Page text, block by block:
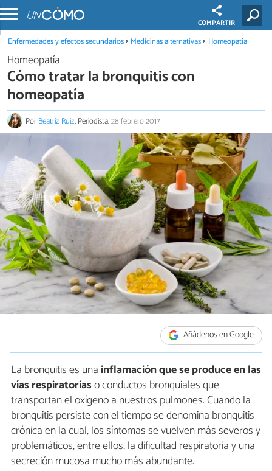
COMPARTIR
Enfermedades y efectos secundarios Medicinas alternativas Homeopatía
Homeopatía
Cómo tratar la bronquitis con
homeopatía
PorBeatriz Ruiz, Periodista.28 febrero 2017
Añádenos en Google
La bronquitis es una inflamación que se produce en las
vías respiratoriaso conductos bronquiales que
transportan el oxígeno a nuestros pulmones. Cuando la
bronquitis persiste con el tiempo se denomina bronquitis
crónica en la cual, los síntomas se vuelven más severos y
problemáticos, entre ellos, la dificultad respiratoria y una
secreción mucosa mucho más abundante.